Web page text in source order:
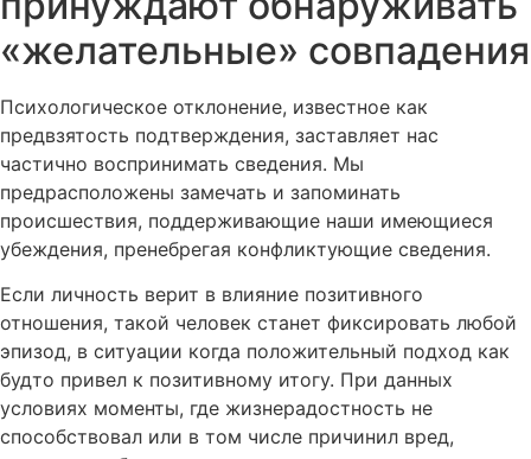
«желательные» совпадения
Психологическое отклонение, известное как
предвзятость подтверждения, заставляет нас
частично воспринимать сведения. Мы
предрасположены замечать и запоминать
происшествия, поддерживающие наши имеющиеся
убеждения, пренебрегая конфликтующие сведения.
Если личность верит в влияние позитивного
отношения, такой человек станет фиксировать любой
эпизод, в ситуации когда положительный подход как
будто привел к позитивному итогу. При данных
условиях моменты, где жизнерадостность не
способствовал или в том числе причинил вред,